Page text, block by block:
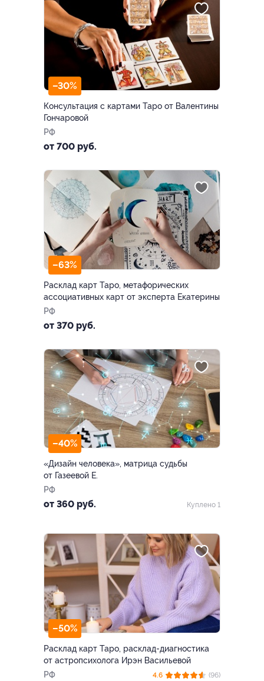
–30%
Консультация с картами Таро от Валентины
Гончаровой
РФ
от 700 руб.
–63%
Расклад карт Таро, метафорических
ассоциативных карт от эксперта Екатерины
РФ
от 370 руб.
–40%
«Дизайн человека», матрица судьбы
от Газеевой Е.
РФ
от 360 руб. Куплено 1
–50%
Расклад карт Таро, расклад-диагностика
от астропсихолога Ирэн Васильевой
РФ
4.6 (96)